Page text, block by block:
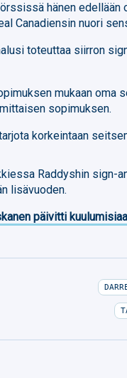
hänen edellään
Canadiensin nuori
toteuttaa siirron
mukaan oma
sopimuksen.
korkeintaan
Raddyshin sign-
lisävuoden.
päivitti